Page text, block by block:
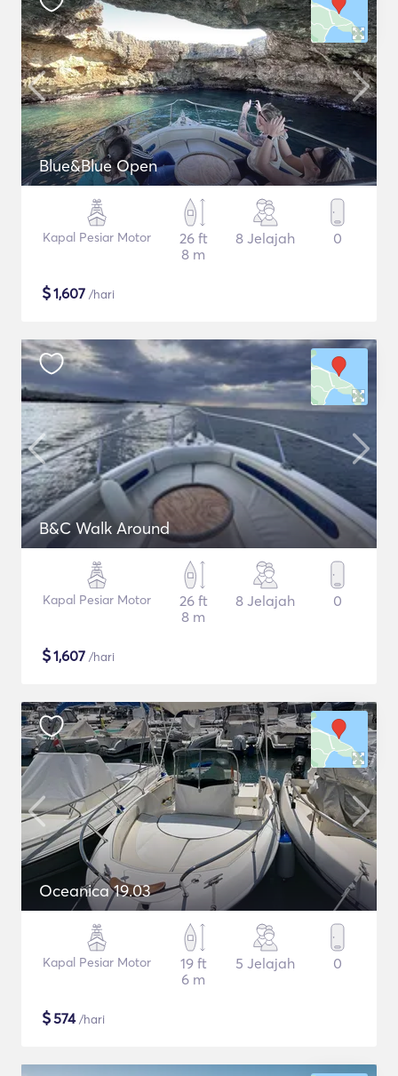
Blue&Blue Open
Kapal Pesiar Motor
26 ft
8 m
8 Jelajah 0
$1,607 /hari
B&C Walk Around
Kapal Pesiar Motor
26 ft
8 m
8 Jelajah 0
$1,607 /hari
Oceanica 19.03
Kapal Pesiar Motor
19 ft
6 m
5 Jelajah 0
$574/hari